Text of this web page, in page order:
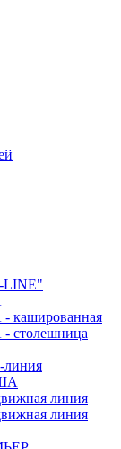
LINE"
кашированная
столешница
линия
линия
линия